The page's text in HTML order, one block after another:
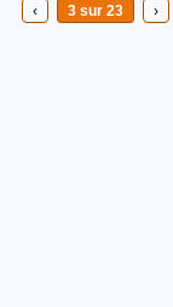
‹ 3 sur 23 ›